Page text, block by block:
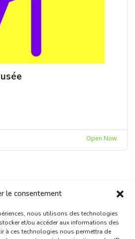
le consentement
nous utilisons des technologies
et/ou accéder aux informations des
à ces technologies nous permettra de
Open Now